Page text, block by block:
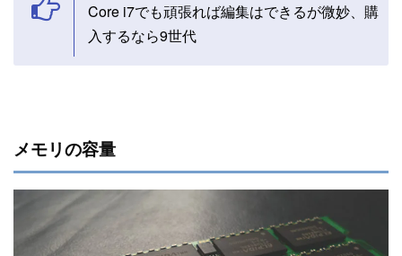
Core i7でも頑張れば編集はできるが微妙、購
入するなら9世代
メモリの容量